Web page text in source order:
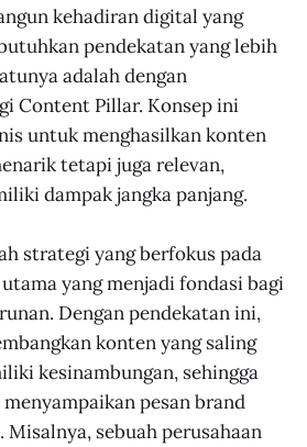
kehadiran digital yang
pendekatan yang lebih
adalah dengan
Content Pillar. Konsep ini
untuk menghasilkan konten
tetapi juga relevan,
dampak jangka panjang.
strategi yang berfokus pada
yang menjadi fondasi bagi
Dengan pendekatan ini,
konten yang saling
kesinambungan, sehingga
pesan brand
Misalnya, sebuah perusahaan